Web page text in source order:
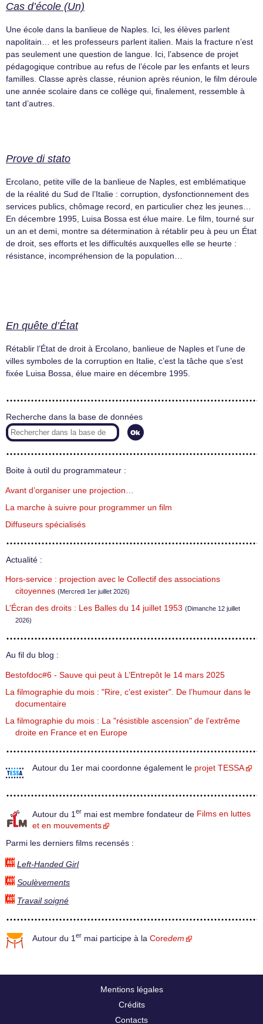
Cas d’école (Un)
Une école dans la banlieue de Naples. Ici, les élèves parlent
napolitain… et les professeurs parlent italien. Mais la fracture n’est
pas seulement une question de langue. Ici, l’absence de projet
pédagogique contribue au refus de l’école par les enfants et leurs
familles. Classe après classe, réunion après réunion, le film déroule
une année scolaire dans ce collège qui, finalement, ressemble à
tant d’autres.
Prove di stato
Ercolano, petite ville de la banlieue de Naples, est emblématique
de la réalité du Sud de l’Italie : corruption, dysfonctionnement des
services publics, chômage record, en particulier chez les jeunes…
En décembre 1995, Luisa Bossa est élue maire. Le film, tourné sur
un an et demi, montre sa détermination à rétablir peu à peu un État
de droit, ses efforts et les difficultés auxquelles elle se heurte :
résistance, incompréhension de la population…
En quête d’État
Rétablir l’État de droit à Ercolano, banlieue de Naples et l’une de
villes symboles de la corruption en Italie, c’est la tâche que s’est
fixée Luisa Bossa, élue maire en décembre 1995.
Recherche dans la base de données
Boite à outil du programmateur :
Avant d’organiser une projection…
La marche à suivre pour programmer un film
Diffuseurs spécialisés
Actualité :
Hors-service : projection avec le Collectif des associations
citoyennes (Mercredi 1er juillet 2026)
L’Écran des droits : Les Balles du 14 juillet 1953 (Dimanche 12 juillet
2026)
Au fil du blog :
Bestofdoc#6 - Sauve qui peut à L’Entrepôt le 14 mars 2025
La filmographie du mois : "Rire, c’est exister". De l’humour dans le
documentaire
La filmographie du mois : La "résistible ascension" de l’extrême
droite en France et en Europe
Autour du 1er mai coordonne également le projet TESSA
Autour du 1 er mai est membre fondateur de Films en luttes
et en mouvements
Parmi les derniers films recensés :
Left-Handed Girl
Soulèvements
Travail soigné
Autour du 1 er mai participe à la Coredem
Mentions légales
Crédits
Contacts